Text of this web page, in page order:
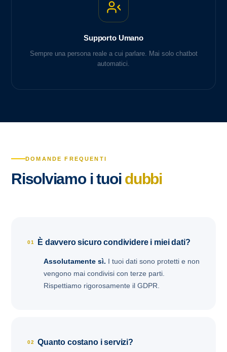
Supporto Umano
Sempre una persona reale a cui parlare. Mai solo chatbot
automatici.
DOMANDE FREQUENTI
Risolviamo i tuoi dubbi
01 È davvero sicuro condividere i miei dati?
Assolutamente sì. I tuoi dati sono protetti e non
vengono mai condivisi con terze parti.
Rispettiamo rigorosamente il GDPR.
02 Quanto costano i servizi?